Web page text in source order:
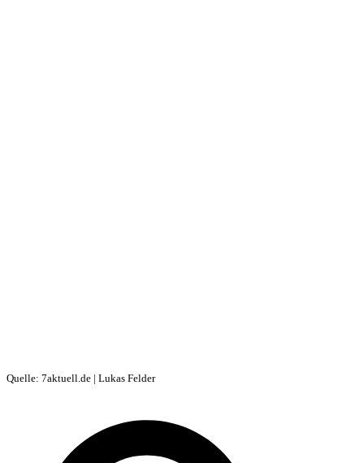
Quelle: 7aktuell.de | Lukas Felder